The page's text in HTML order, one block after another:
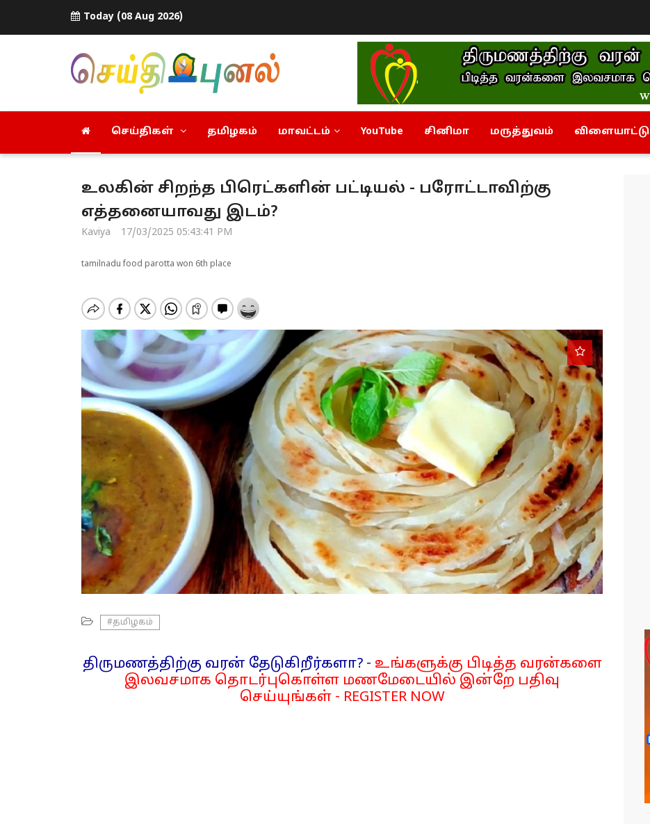
Today (08 Aug 2026)
செய்திகள் தமிழகம் மாவட்டம் YouTube சினிமா மருத்துவம் விளையாட்டு
உலகின் சிறந்த பிரெட்களின் பட்டியல் - பரோட்டாவிற்கு
எத்தனையாவது இடம்?
Kaviya 17/03/2025 05:43:41 PM
tamilnadu food parotta won 6th place
#தமிழகம்
திருமணத்திற்கு வரன் தேடுகிறீர்களா? - உங்களுக்கு பிடித்த வரன்களை
இலவசமாக தொடர்புகொள்ள மணமேடையில் இன்றே பதிவு
செய்யுங்கள் - REGISTER NOW